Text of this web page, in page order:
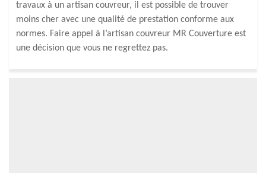
travaux à un artisan couvreur, il est possible de trouver
moins cher avec une qualité de prestation conforme aux
normes. Faire appel à l’artisan couvreur MR Couverture est
une décision que vous ne regrettez pas.